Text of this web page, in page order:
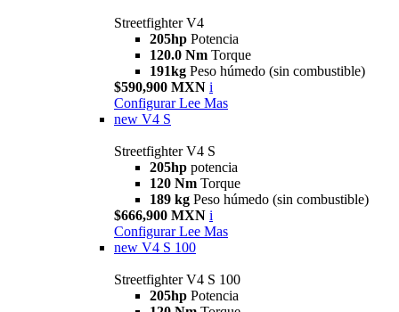
Streetfighter V4
205hp Potencia
120.0 Nm Torque
191kg Peso húmedo (sin combustible)
$590,900 MXN i
Configurar Lee Mas
new V4 S
Streetfighter V4 S
205hp potencia
120 Nm Torque
189 kg Peso húmedo (sin combustible)
$666,900 MXN i
Configurar Lee Mas
new V4 S 100
Streetfighter V4 S 100
205hp Potencia